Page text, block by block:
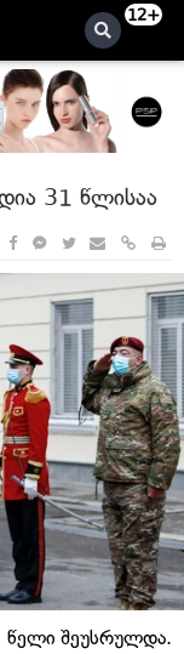
12+
31 წლისაა
შეუსრულდა.